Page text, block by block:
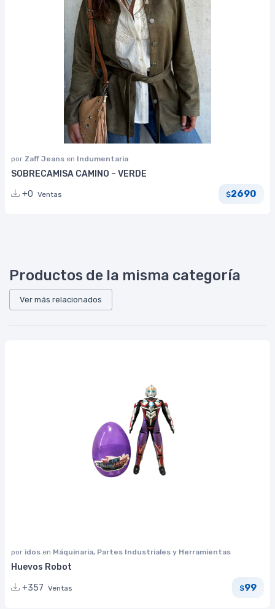
por Zaff Jeans en Indumentaria
SOBRECAMISA CAMINO – VERDE
+0 Ventas $2690
Productos de la misma categoría
Ver más relacionados
por idos en Máquinaria, Partes Industriales y Herramientas
Huevos Robot
+357 Ventas $99